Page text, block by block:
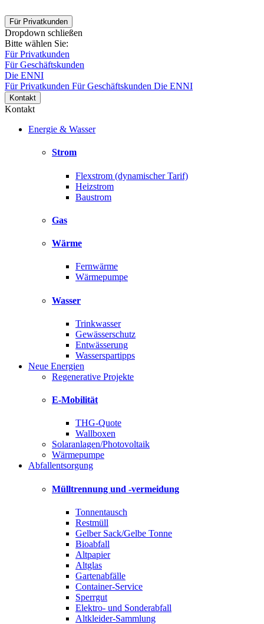
Für Privatkunden
Dropdown schließen
Bitte wählen Sie:
Für Privatkunden
Für Geschäftskunden
Die ENNI
Für Privatkunden Für Geschäftskunden Die ENNI
Kontakt
Kontakt
Energie & Wasser
Strom
Flexstrom (dynamischer Tarif)
Heizstrom
Baustrom
Gas
Wärme
Fernwärme
Wärmepumpe
Wasser
Trinkwasser
Gewässerschutz
Entwässerung
Wasserspartipps
Neue Energien
Regenerative Projekte
E-Mobilität
THG-Quote
Wallboxen
Solaranlagen/Photovoltaik
Wärmepumpe
Abfallentsorgung
Mülltrennung und -vermeidung
Tonnentausch
Restmüll
Gelber Sack/Gelbe Tonne
Bioabfall
Altpapier
Altglas
Gartenabfälle
Container-Service
Sperrgut
Elektro- und Sonderabfall
Altkleider-Sammlung